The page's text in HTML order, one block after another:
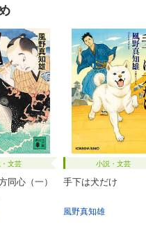
文芸
心（一）
小説・文芸
手下は犬だけ
風野真知雄